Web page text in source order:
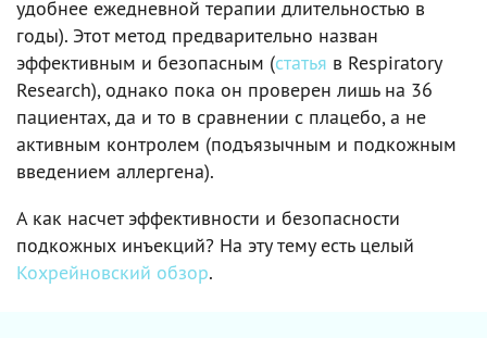
удобнее ежедневной терапии длительностью в
годы). Этот метод предварительно назван
эффективным и безопасным (статья в Respiratory
Research), однако пока он проверен лишь на 36
пациентах, да и то в сравнении с плацебо, а не
активным контролем (подъязычным и подкожным
введением аллергена).
А как насчет эффективности и безопасности
подкожных инъекций? На эту тему есть целый
Кохрейновский обзор.